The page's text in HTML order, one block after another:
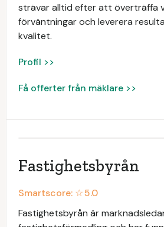
strävar alltid efter att överträffa
förväntningar och leverera
kvalitet.
Profil >>
Få offerter från mäklare >>
Fastighetsbyrån
Smartscore: ☆5.0
Fastighetsbyrån är